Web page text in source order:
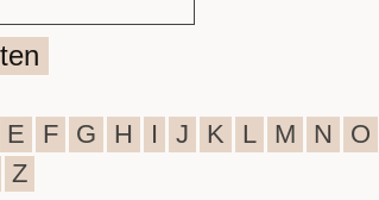
E F G H I J K L M N O
Z